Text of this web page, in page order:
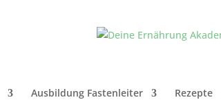
Ausbildung Fastenleiter Rezepte